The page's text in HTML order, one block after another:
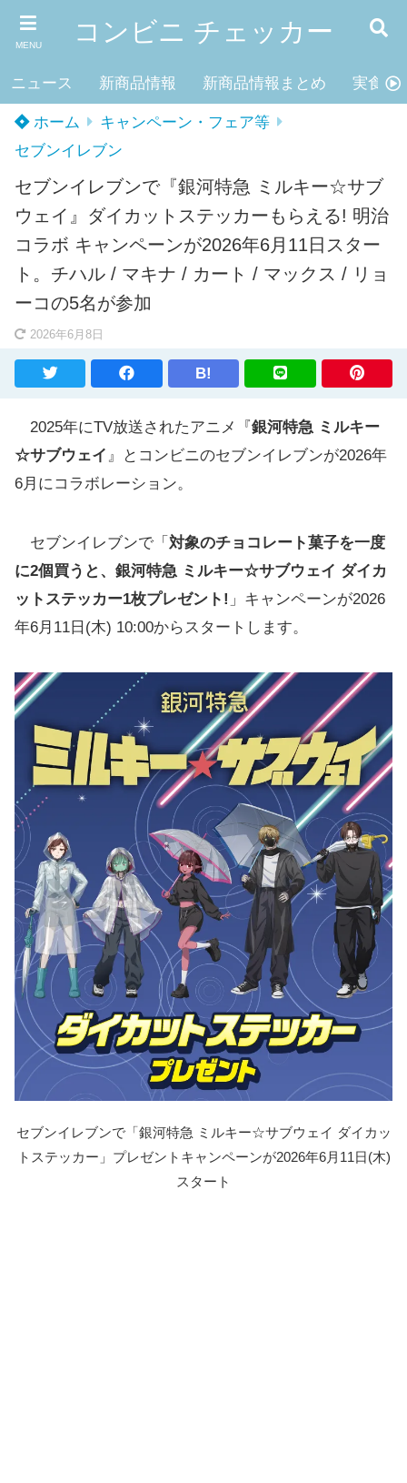
MENU コンビニ チェッカー
ニュース 新商品情報 新商品情報まとめ 実食レ
ホーム
キャンペーン・フェア等
セブンイレブン
セブンイレブンで『銀河特急 ミルキー☆サブ
ウェイ』ダイカットステッカーもらえる! 明治
コラボ キャンペーンが2026年6月11日スター
ト。チハル / マキナ / カート / マックス / リョ
ーコの5名が参加
2026年6月8日
B!
2025年にTV放送されたアニメ『銀河特急 ミルキー
☆サブウェイ 』とコンビニのセブンイレブンが2026年
6月にコラボレーション。
セブンイレブンで「 対象のチョコレート菓子を一度
に2個買うと、銀河特急 ミルキー☆サブウェイ ダイカ
ットステッカー1枚プレゼント! 」キャンペーンが2026
年6月11日(木) 10:00からスタートします。
セブンイレブンで「銀河特急 ミルキー☆サブウェイ ダイカッ
トステッカー」プレゼントキャンペーンが2026年6月11日(木)
スタート